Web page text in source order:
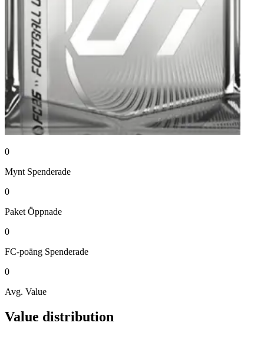
0
Mynt Spenderade
0
Paket Öppnade
0
FC-poäng Spenderade
0
Avg. Value
Value distribution